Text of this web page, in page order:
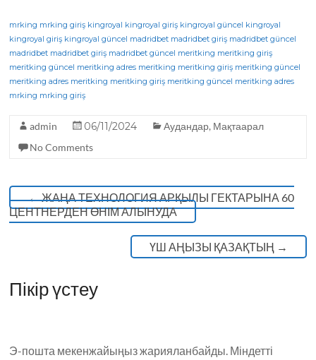
c
e
b
o
o
k
it
te
r
e
g
ra
a
ts
A
p
mrking mrking giriş kingroyal kingroyal giriş kingroyal güncel kingroyal
kingroyal giriş kingroyal güncel madridbet madridbet giriş madridbet güncel
madridbet madridbet giriş madridbet güncel meritking meritking giriş
meritking güncel meritking adres meritking meritking giriş meritking güncel
meritking adres meritking meritking giriş meritking güncel meritking adres
mrking mrking giriş
admin 06/11/2024 Аудандар, Мақтаарал
No Comments
←ЖАҢА ТЕХНОЛОГИЯ АРҚЫЛЫ ГЕКТАРЫНА 60
ЦЕНТНЕРДЕН ӨНІМ АЛЫНУДА
ҮШ АҢЫЗЫ ҚАЗАҚТЫҢ →
Пікір үстеу
Э-пошта мекенжайыңыз жарияланбайды. Міндетті